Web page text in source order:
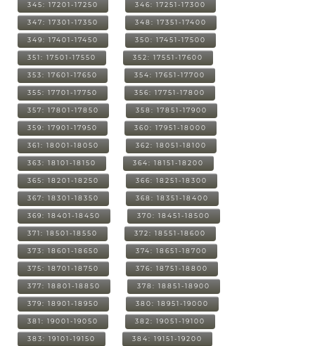
345: 17201-17250 346: 17251-17300
347: 17301-17350 348: 17351-17400
349: 17401-17450 350: 17451-17500
351: 17501-17550 352: 17551-17600
353: 17601-17650 354: 17651-17700
355: 17701-17750 356: 17751-17800
357: 17801-17850 358: 17851-17900
359: 17901-17950 360: 17951-18000
361: 18001-18050 362: 18051-18100
363: 18101-18150 364: 18151-18200
365: 18201-18250 366: 18251-18300
367: 18301-18350 368: 18351-18400
369: 18401-18450 370: 18451-18500
371: 18501-18550 372: 18551-18600
373: 18601-18650 374: 18651-18700
375: 18701-18750 376: 18751-18800
377: 18801-18850 378: 18851-18900
379: 18901-18950 380: 18951-19000
381: 19001-19050 382: 19051-19100
383: 19101-19150 384: 19151-19200